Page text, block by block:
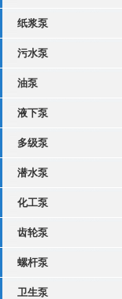
纸浆泵
污水泵
油泵
液下泵
多级泵
潜水泵
化工泵
齿轮泵
螺杆泵
卫生泵